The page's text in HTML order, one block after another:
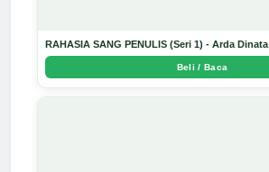
RAHASIA SANG PENULIS (Seri 1) - Arda Dinata
Beli / Baca